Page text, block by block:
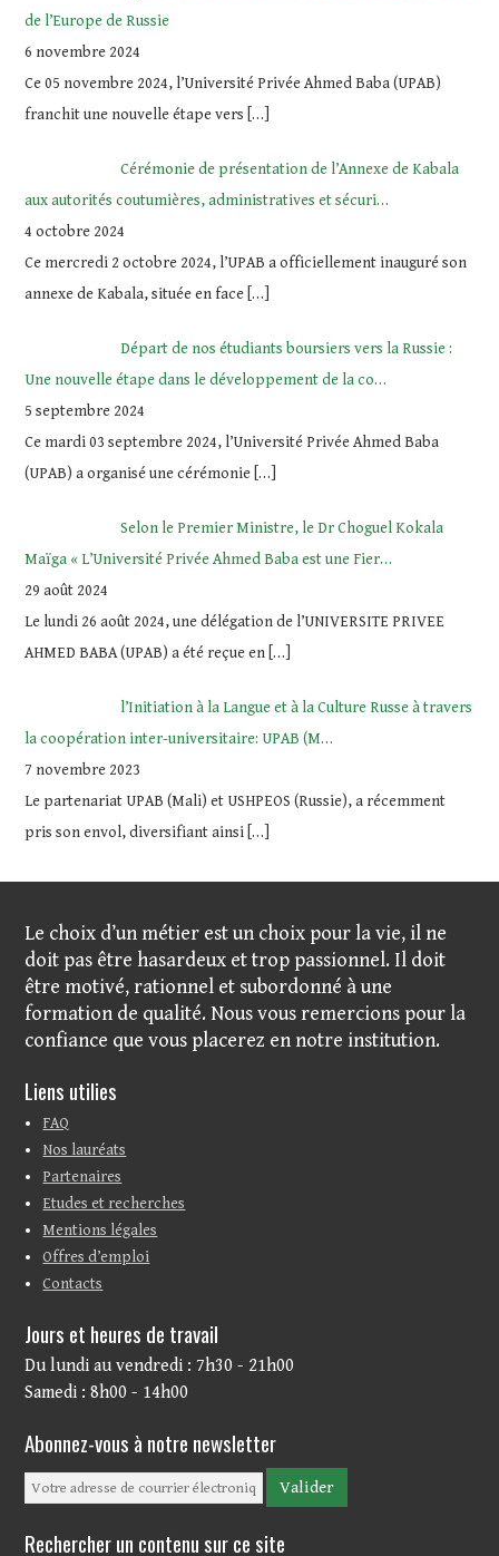
de l’Europe de Russie
6 novembre 2024
Ce 05 novembre 2024, l’Université Privée Ahmed Baba (UPAB)
franchit une nouvelle étape vers […]
Cérémonie de présentation de l’Annexe de Kabala
aux autorités coutumières, administratives et sécuri…
4 octobre 2024
Ce mercredi 2 octobre 2024, l’UPAB a officiellement inauguré son
annexe de Kabala, située en face […]
Départ de nos étudiants boursiers vers la Russie :
Une nouvelle étape dans le développement de la co…
5 septembre 2024
Ce mardi 03 septembre 2024, l’Université Privée Ahmed Baba
(UPAB) a organisé une cérémonie […]
Selon le Premier Ministre, le Dr Choguel Kokala
Maïga « L’Université Privée Ahmed Baba est une Fier…
29 août 2024
Le lundi 26 août 2024, une délégation de l’UNIVERSITE PRIVEE
AHMED BABA (UPAB) a été reçue en […]
l’Initiation à la Langue et à la Culture Russe à travers
la coopération inter-universitaire: UPAB (M…
7 novembre 2023
Le partenariat UPAB (Mali) et USHPEOS (Russie), a récemment
pris son envol, diversifiant ainsi […]
Le choix d’un métier est un choix pour la vie, il ne
doit pas être hasardeux et trop passionnel. Il doit
être motivé, rationnel et subordonné à une
formation de qualité. Nous vous remercions pour la
confiance que vous placerez en notre institution.
Liens utilies
FAQ
Nos lauréats
Partenaires
Etudes et recherches
Mentions légales
Offres d’emploi
Contacts
Jours et heures de travail
Du lundi au vendredi : 7h30 - 21h00
Samedi : 8h00 - 14h00
Abonnez-vous à notre newsletter
Rechercher un contenu sur ce site